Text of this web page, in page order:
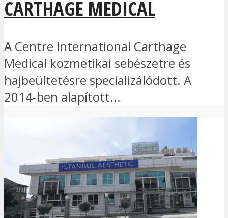
CARTHAGE MEDICAL
A Centre International Carthage
Medical kozmetikai sebészetre és
hajbeültetésre specializálódott. A
2014-ben alapított...